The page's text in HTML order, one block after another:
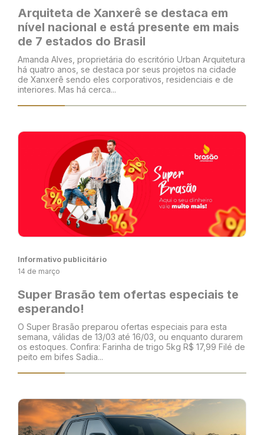
Arquiteta de Xanxerê se destaca em
nível nacional e está presente em mais
de 7 estados do Brasil
Amanda Alves, proprietária do escritório Urban Arquitetura
há quatro anos, se destaca por seus projetos na cidade
de Xanxerê sendo eles corporativos, residenciais e de
interiores. Mas há cerca...
Informativo publicitário
14 de março
Super Brasão tem ofertas especiais te
esperando!
O Super Brasão preparou ofertas especiais para esta
semana, válidas de 13/03 até 16/03, ou enquanto durarem
os estoques. Confira: Farinha de trigo 5kg R$ 17,99 Filé de
peito em bifes Sadia...